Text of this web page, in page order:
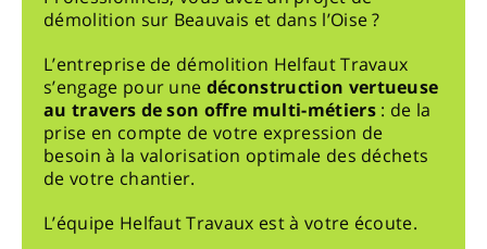
démolition sur Beauvais et dans l’Oise ?
L’entreprise de démolition Helfaut Travaux
s’engage pour une déconstruction vertueuse
au travers de son offre multi-métiers: de la
prise en compte de votre expression de
besoin à la valorisation optimale des déchets
de votre chantier.
L’équipe Helfaut Travaux est à votre écoute.